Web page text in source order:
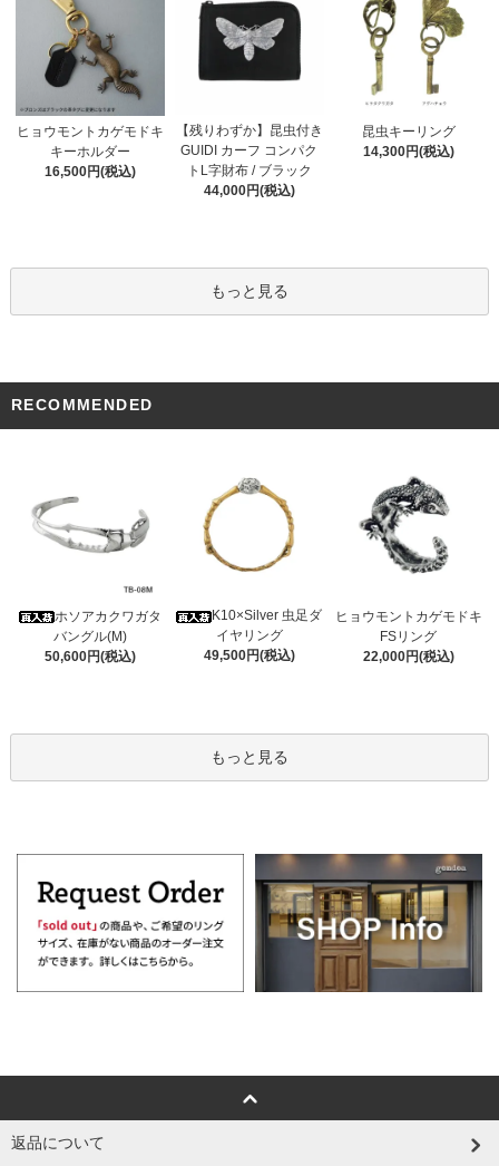
ヒョウモントカゲモドキ
キーホルダー
16,500円(税込)
【残りわずか】昆虫付き
GUIDI カーフ コンパク
トL字財布 / ブラック
44,000円(税込)
昆虫キーリング
14,300円(税込)
もっと見る
RECOMMENDED
ホソアカクワガタ
バングル(M)
50,600円(税込)
K10×Silver 虫足ダ
イヤリング
49,500円(税込)
ヒョウモントカゲモドキ
FSリング
22,000円(税込)
もっと見る
返品について